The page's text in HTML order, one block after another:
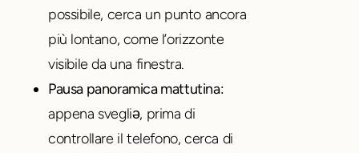
possibile, cerca un punto ancora
più lontano, come l’orizzonte
visibile da una finestra.
Pausa panoramica mattutina:
appena svegliǝ, prima di
controllare il telefono, cerca di